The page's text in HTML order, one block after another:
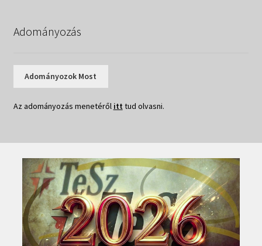
Adományozás
Adományozok Most
Az adományozás menetéről itt tud olvasni.